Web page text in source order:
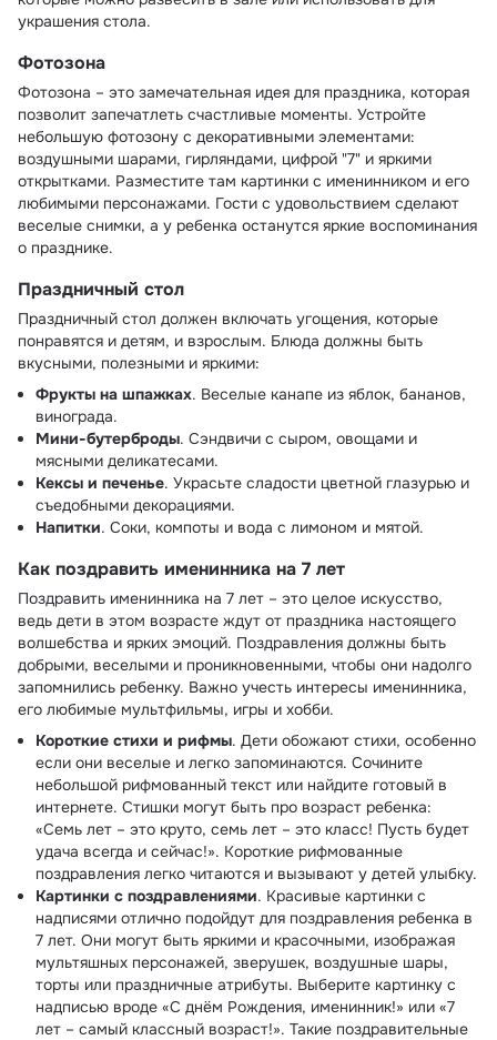
украшения стола.
Фотозона
Фотозона – это замечательная идея для праздника, которая
позволит запечатлеть счастливые моменты. Устройте
небольшую фотозону с декоративными элементами:
воздушными шарами, гирляндами, цифрой "7" и яркими
открытками. Разместите там картинки с именинником и его
любимыми персонажами. Гости с удовольствием сделают
веселые снимки, а у ребенка останутся яркие воспоминания
о празднике.
Праздничный стол
Праздничный стол должен включать угощения, которые
понравятся и детям, и взрослым. Блюда должны быть
вкусными, полезными и яркими:
Фрукты на шпажках. Веселые канапе из яблок, бананов,
винограда.
Мини-бутерброды. Сэндвичи с сыром, овощами и
мясными деликатесами.
Кексы и печенье. Украсьте сладости цветной глазурью и
съедобными декорациями.
Напитки. Соки, компоты и вода с лимоном и мятой.
Как поздравить именинника на 7 лет
Поздравить именинника на 7 лет – это целое искусство,
ведь дети в этом возрасте ждут от праздника настоящего
волшебства и ярких эмоций. Поздравления должны быть
добрыми, веселыми и проникновенными, чтобы они надолго
запомнились ребенку. Важно учесть интересы именинника,
его любимые мультфильмы, игры и хобби.
Короткие стихи и рифмы. Дети обожают стихи, особенно
если они веселые и легко запоминаются. Сочините
небольшой рифмованный текст или найдите готовый в
интернете. Стишки могут быть про возраст ребенка:
«Семь лет – это круто, семь лет – это класс! Пусть будет
удача всегда и сейчас!». Короткие рифмованные
поздравления легко читаются и вызывают у детей улыбку.
Картинки с поздравлениями. Красивые картинки с
надписями отлично подойдут для поздравления ребенка в
7 лет. Они могут быть яркими и красочными, изображая
мультяшных персонажей, зверушек, воздушные шары,
торты или праздничные атрибуты. Выберите картинку с
надписью вроде «С днём Рождения, именинник!» или «7
лет – самый классный возраст!». Такие поздравительные